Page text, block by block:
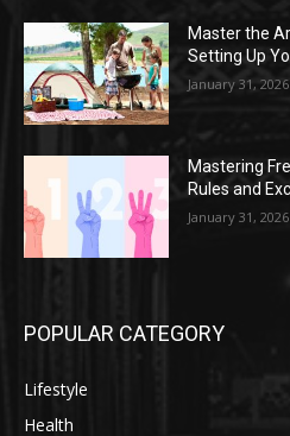
Master the
Setting Up
January 31, 2026
Mastering
Rules and
January 31, 2026
POPULAR CATEGORY
Lifestyle
Health